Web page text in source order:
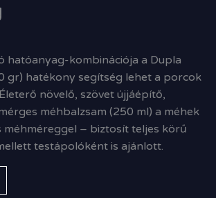
hatóanyag-kombinációja a Dupla
gr) hatékony segítség lehet a porcok
növelő, szövet újjáépítő,
méhbalzsam (250 ml) a méhek
– biztosít teljes körű
testápolóként is ajánlott.